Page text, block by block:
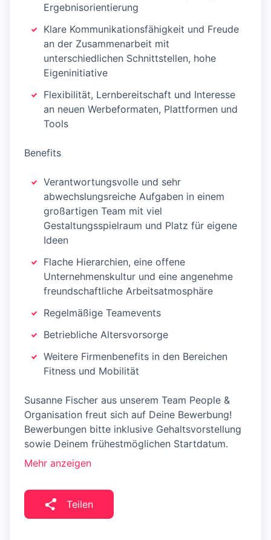
Ergebnisorientierung
Klare Kommunikationsfähigkeit und Freude
an der Zusammenarbeit mit
unterschiedlichen Schnittstellen, hohe
Eigeninitiative
Flexibilität, Lernbereitschaft und Interesse
an neuen Werbeformaten, Plattformen und
Tools
Benefits
Verantwortungsvolle und sehr
abwechslungsreiche Aufgaben in einem
großartigen Team mit viel
Gestaltungsspielraum und Platz für eigene
Ideen
Flache Hierarchien, eine offene
Unternehmenskultur und eine angenehme
freundschaftliche Arbeitsatmosphäre
Regelmäßige Teamevents
Betriebliche Altersvorsorge
Weitere Firmenbenefits in den Bereichen
Fitness und Mobilität
Susanne Fischer aus unserem Team People &
Organisation freut sich auf Deine Bewerbung!
Bewerbungen bitte inklusive Gehaltsvorstellung
sowie Deinem frühestmöglichen Startdatum.
Mehr anzeigen
Teilen